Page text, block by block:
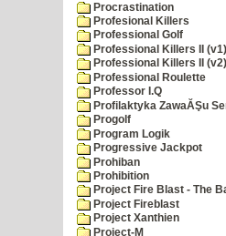
Procrastination
Profesional Killers
Professional Golf
Professional Killers II (v1)
Professional Killers II (v2)
Professional Roulette
Professor I.Q
Profilaktyka ZawaĂŞu
Progolf
Program Logik
Progressive Jackpot
Prohiban
Prohibition
Project Fire Blast - The
Project Fireblast
Project Xanthien
Project-M